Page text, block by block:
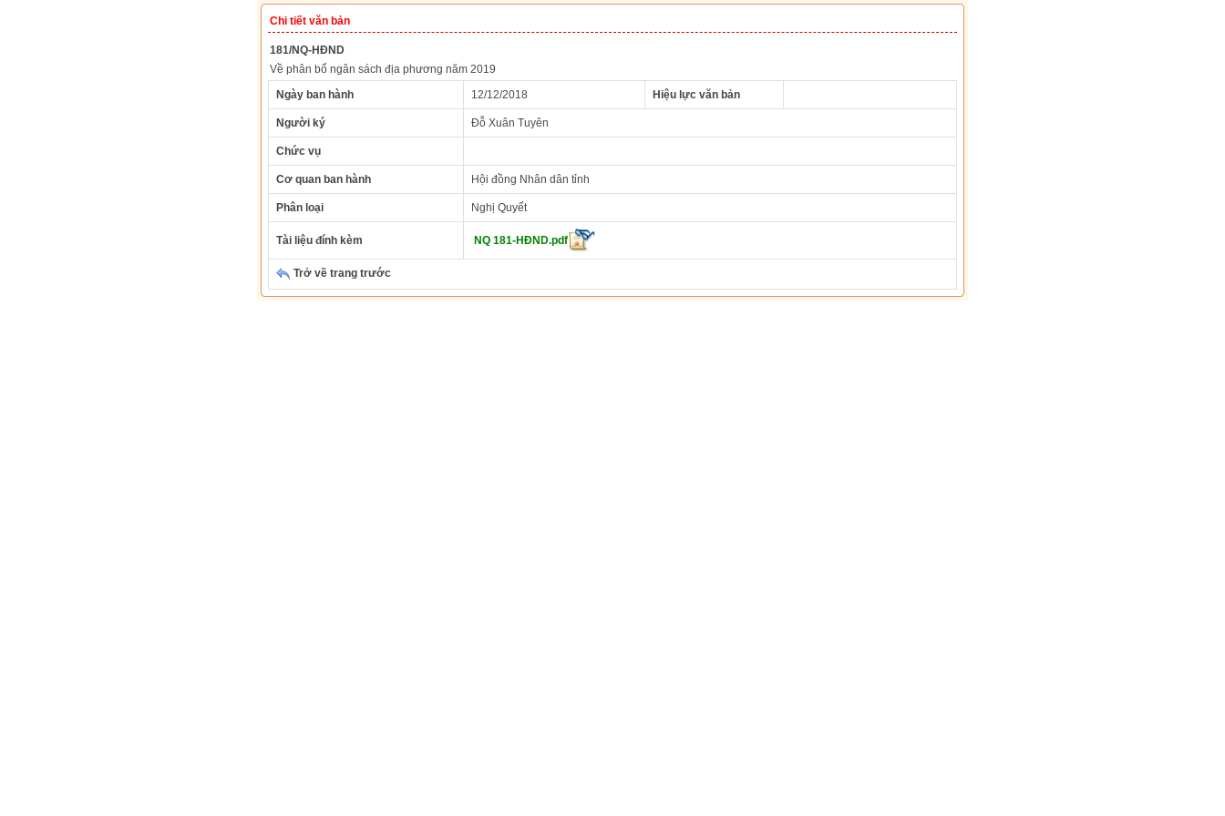
Chi tiết văn bản
181/NQ-HĐND
Về phân bổ ngân sách địa phương năm 2019
Ngày ban hành
12/12/2018 Hiệu lực văn bản
Người ký Đỗ Xuân Tuyên
Chức vụ
Cơ quan ban hành Hội đồng Nhân dân tỉnh
Phân loại Nghị Quyết
Tài liệu đính kèm NQ 181-HĐND.pdf
Trở về trang trước